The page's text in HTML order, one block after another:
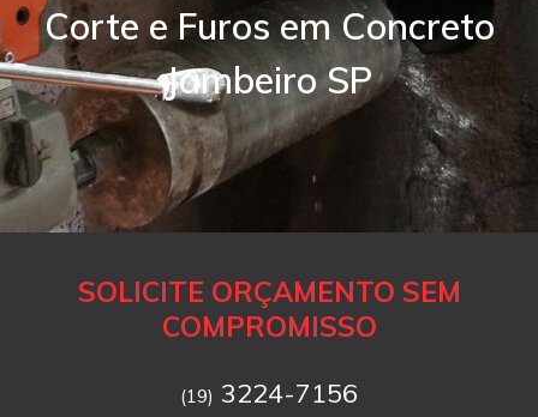
Corte e Furos em Concreto
Jambeiro SP
SOLICITE ORÇAMENTO SEM
COMPROMISSO
(19) 3224-7156